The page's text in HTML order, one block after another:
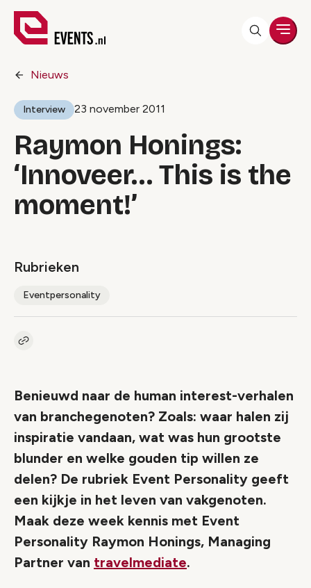
Nieuws
Interview 23 november 2011
Raymon Honings:
‘Innoveer… This is the
moment!’
Rubrieken
Eventpersonality
Kopieer link naar artikel
Benieuwd naar de human interest-verhalen
van branchegenoten? Zoals: waar halen zij
inspiratie vandaan, wat was hun grootste
blunder en welke gouden tip willen ze
delen? De rubriek Event Personality geeft
een kijkje in het leven van vakgenoten.
Maak deze week kennis met Event
Personality Raymon Honings, Managing
Partner van travelmediate.